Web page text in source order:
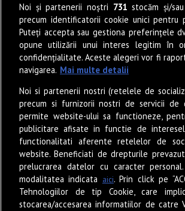
Noi și partenerii noștri 731 stocăm și/
precum identificatorii cookie unici pentru
Puteți accepta sau gestiona preferințele
opune utilizării unui interes legitim în
confidențialitate. Aceste alegeri vor fi
navigarea. Mai multe detalii
Noi si partenerii nostri (retelele de
precum si furnizorii nostri de servicii
permite website-ului sa functioneze,
publicitare afisate in functie de
functionalitati aferente retelelor de
website. Beneficiati de drepturile
prelucrarea datelor cu caracter
modalitatea indicata aici. Prin click pe
Tehnologiilor de tip Cookie, care
stocarea/accesarea informatiilor de catre